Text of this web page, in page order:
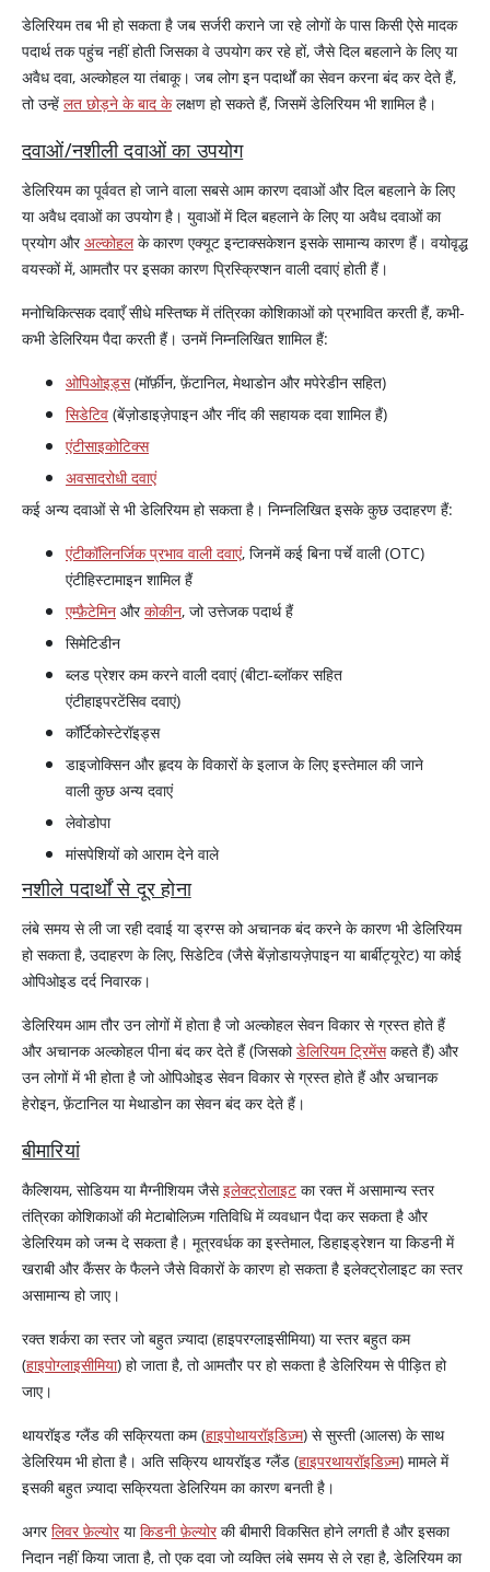
डेलिरियम तब भी हो सकता है जब सर्जरी कराने जा रहे लोगों के पास किसी ऐसे मादक
पदार्थ तक पहुंच नहीं होती जिसका वे उपयोग कर रहे हों, जैसे दिल बहलाने के लिए या
अवैध दवा, अल्कोहल या तंबाकू। जब लोग इन पदार्थों का सेवन करना बंद कर देते हैं,
तो उन्हें लत छोड़ने के बाद केलक्षण हो सकते हैं, जिसमें डेलिरियम भी शामिल है।
दवाओं/नशीली दवाओं का उपयोग
डेलिरियम का पूर्ववत हो जाने वाला सबसे आम कारण दवाओं और दिल बहलाने के लिए
या अवैध दवाओं का उपयोग है। युवाओं में दिल बहलाने के लिए या अवैध दवाओं का
प्रयोग औरअल्कोहलके कारण एक्यूट इन्टाक्सकेशन इसके सामान्य कारण हैं। वयोवृद्ध
वयस्कों में, आमतौर पर इसका कारण प्रिस्क्रिप्शन वाली दवाएं होती हैं।
मनोचिकित्सक दवाएँ सीधे मस्तिष्क में तंत्रिका कोशिकाओं को प्रभावित करती हैं, कभी-
कभी डेलिरियम पैदा करती हैं। उनमें निम्नलिखित शामिल हैं:
ओपिओइड्स(मॉर्फ़ीन, फ़ेंटानिल, मेथाडोन और मपेरेडीन सहित)
सिडेटिव (बेंज़ोडाइज़ेपाइन और नींद की सहायक दवा शामिल हैं)
एंटीसाइकोटिक्स
अवसादरोधी दवाएं
कई अन्य दवाओं से भी डेलिरियम हो सकता है। निम्नलिखित इसके कुछ उदाहरण हैं:
एंटीकॉलिनर्जिक प्रभाव वाली दवाएं, जिनमें कई बिना पर्चे वाली (OTC)
एंटीहिस्टामाइन शामिल हैं
एम्फ़ैटेमिन औरकोकीन, जो उत्तेजक पदार्थ हैं
सिमेटिडीन
ब्लड प्रेशर कम करने वाली दवाएं (बीटा-ब्लॉकर सहित
एंटीहाइपरटेंसिव दवाएं)
कॉर्टिकोस्टेरॉइड्स
डाइजोक्सिन और हृदय के विकारों के इलाज के लिए इस्तेमाल की जाने
वाली कुछ अन्य दवाएं
लेवोडोपा
मांसपेशियों को आराम देने वाले
नशीले पदार्थों से दूर होना
लंबे समय से ली जा रही दवाई या ड्रग्स को अचानक बंद करने के कारण भी डेलिरियम
हो सकता है, उदाहरण के लिए, सिडेटिव (जैसे बेंज़ोडायज़ेपाइन या बार्बीट्यूरेट) या कोई
ओपिओइड दर्द निवारक।
डेलिरियम आम तौर उन लोगों में होता है जो अल्कोहल सेवन विकार से ग्रस्त होते हैं
और अचानक अल्कोहल पीना बंद कर देते हैं (जिसकोडेलिरियम ट्रिमेंसकहते हैं) और
उन लोगों में भी होता है जो ओपिओइड सेवन विकार से ग्रस्त होते हैं और अचानक
हेरोइन, फ़ेंटानिल या मेथाडोन का सेवन बंद कर देते हैं।
बीमारियां
कैल्शियम, सोडियम या मैग्नीशियम जैसेइलेक्ट्रोलाइट का रक्त में असामान्य स्तर
तंत्रिका कोशिकाओं की मेटाबोलिज़्म गतिविधि में व्यवधान पैदा कर सकता है और
डेलिरियम को जन्म दे सकता है। मूत्रवर्धक का इस्तेमाल, डिहाइड्रेशन या किडनी में
खराबी और कैंसर के फैलने जैसे विकारों के कारण हो सकता है इलेक्ट्रोलाइट का स्तर
असामान्य हो जाए।
रक्त शर्करा का स्तर जो बहुत ज़्यादा (हाइपरग्लाइसीमिया) या स्तर बहुत कम
(हाइपोग्लाइसीमिया) हो जाता है, तो आमतौर पर हो सकता है डेलिरियम से पीड़ित हो
जाए।
थायरॉइड ग्लैंड की सक्रियता कम (हाइपोथायरॉइडिज़्म) से सुस्ती (आलस) के साथ
डेलिरियम भी होता है। अति सक्रिय थायरॉइड ग्लैंड (हाइपरथायरॉइडिज़्म) मामले में
इसकी बहुत ज़्यादा सक्रियता डेलिरियम का कारण बनती है।
अगरलिवर फ़ेल्योरयाकिडनी फ़ेल्योरकी बीमारी विकसित होने लगती है और इसका
निदान नहीं किया जाता है, तो एक दवा जो व्यक्ति लंबे समय से ले रहा है, डेलिरियम का